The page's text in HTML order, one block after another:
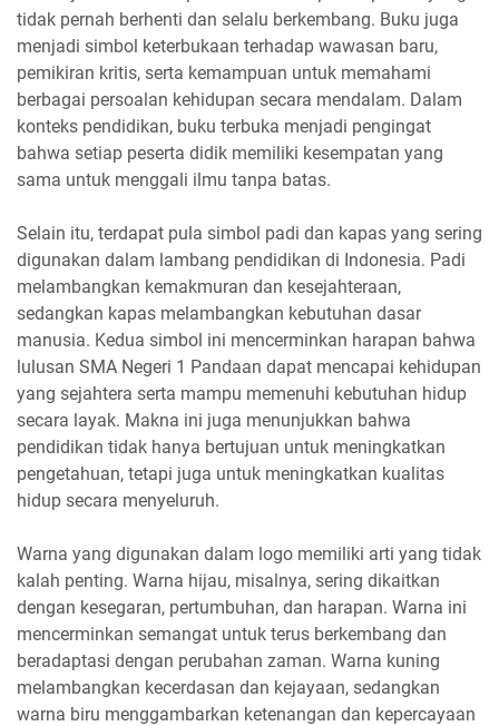
tidak pernah berhenti dan selalu berkembang. Buku juga
menjadi simbol keterbukaan terhadap wawasan baru,
pemikiran kritis, serta kemampuan untuk memahami
berbagai persoalan kehidupan secara mendalam. Dalam
konteks pendidikan, buku terbuka menjadi pengingat
bahwa setiap peserta didik memiliki kesempatan yang
sama untuk menggali ilmu tanpa batas.
Selain itu, terdapat pula simbol padi dan kapas yang sering
digunakan dalam lambang pendidikan di Indonesia. Padi
melambangkan kemakmuran dan kesejahteraan,
sedangkan kapas melambangkan kebutuhan dasar
manusia. Kedua simbol ini mencerminkan harapan bahwa
lulusan SMA Negeri 1 Pandaan dapat mencapai kehidupan
yang sejahtera serta mampu memenuhi kebutuhan hidup
secara layak. Makna ini juga menunjukkan bahwa
pendidikan tidak hanya bertujuan untuk meningkatkan
pengetahuan, tetapi juga untuk meningkatkan kualitas
hidup secara menyeluruh.
Warna yang digunakan dalam logo memiliki arti yang tidak
kalah penting. Warna hijau, misalnya, sering dikaitkan
dengan kesegaran, pertumbuhan, dan harapan. Warna ini
mencerminkan semangat untuk terus berkembang dan
beradaptasi dengan perubahan zaman. Warna kuning
melambangkan kecerdasan dan kejayaan, sedangkan
warna biru menggambarkan ketenangan dan kepercayaan